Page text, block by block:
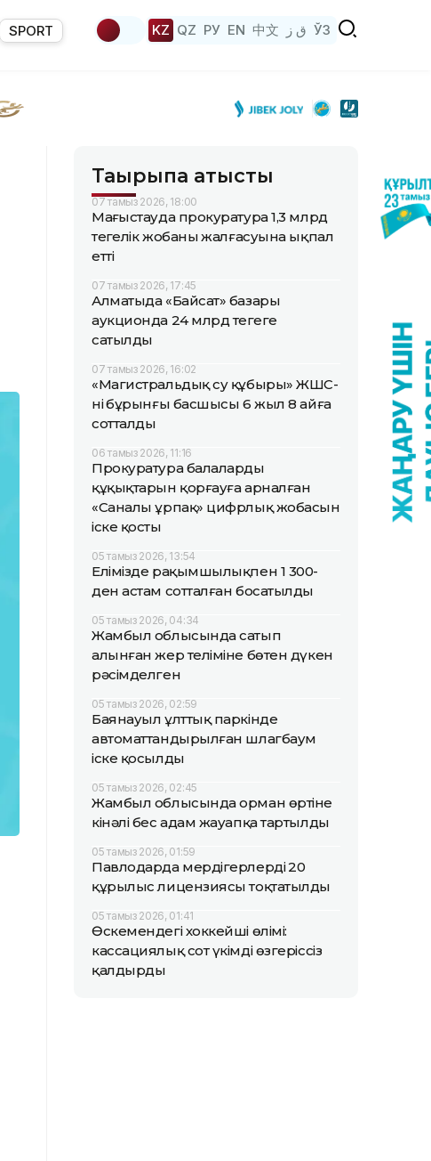
SPORT KZ QZ РУ EN 中文 ق ز ЎЗ
Тақырыпқа қатысты
07 тамыз 2026, 18:00
Маңғыстауда прокуратура 1,3 млрд
теңгелік жобаның жалғасуына ықпал
етті
07 тамыз 2026, 17:45
Алматыда «Байсат» базары
аукционда 24 млрд теңгеге
сатылды
07 тамыз 2026, 16:02
«Магистральдық су құбыры» ЖШС-
нің бұрынғы басшысы 6 жыл 8 айға
сотталды
06 тамыз 2026, 11:16
Прокуратура балалардың
құқықтарын қорғауға арналған
«Саналы ұрпақ» цифрлық жобасын
іске қосты
05 тамыз 2026, 13:54
Елімізде рақымшылықпен 1 300-
ден астам сотталған босатылды
05 тамыз 2026, 04:34
Жамбыл облысында сатып
алынған жер теліміне бөтен дүкен
рәсімделген
05 тамыз 2026, 02:59
Баянауыл ұлттық паркінде
автоматтандырылған шлагбаум
іске қосылды
05 тамыз 2026, 02:45
Жамбыл облысында орман өртіне
кінәлі бес адам жауапқа тартылды
05 тамыз 2026, 01:59
Павлодарда мердігерлердің 20
құрылыс лицензиясы тоқтатылды
05 тамыз 2026, 01:41
Өскемендегі хоккейші өлімі:
кассациялық сот үкімді өзгеріссіз
қалдырды